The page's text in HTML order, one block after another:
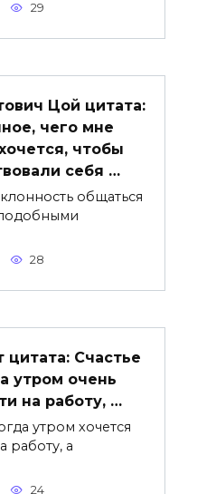
29
Цой цитата:
чего мне
чтобы
себя …
общаться
28
Счастье
утром очень
на работу, …
утром хочется
работу, а
24